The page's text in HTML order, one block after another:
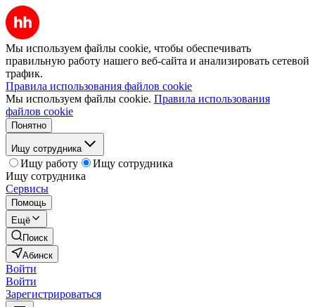
Мы используем файлы cookie, чтобы обеспечивать
правильную работу нашего веб-сайта и анализировать сетевой
трафик.
Правила использования файлов cookie
Мы используем файлы cookie. Правила использования
файлов cookie
Понятно
Ищу сотрудника
Ищу работу
Ищу сотрудника
Ищу сотрудника
Сервисы
Помощь
Ещё
Поиск
Абинск
Войти
Войти
Зарегистрироваться